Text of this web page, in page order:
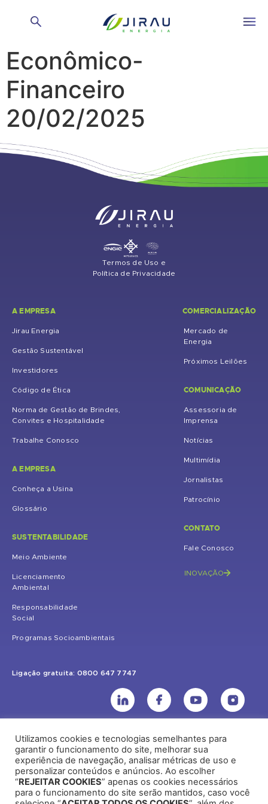
Reunião do Comitê
Econômico-
Financeiro
20/02/2025
Termos de Uso e
Política de Privacidade
A EMPRESA
Jirau Energia
Gestão Sustentável
Investidores
Código de Ética
Norma de Gestão de Brindes,
Convites e Hospitalidade
Trabalhe Conosco
A EMPRESA
Conheça a Usina
Glossário
SUSTENTABILIDADE
Meio Ambiente
Licenciamento
Ambiental
Responsabilidade
Social
Programas Socioambientais
COMERCIALIZAÇÃO
Mercado de
Energia
Próximos Leilões
COMUNICAÇÃO
Assessoria de
Imprensa
Notícias
Multimídia
Jornalistas
Patrocínio
CONTATO
Fale Conosco
INOVAÇÃO
Ligação gratuita: 0800 647 7747
UHE Jirau
Rodovia BR-364, KM 824 S/Nº - Distrito de Jaci Paraná – Porto Velho
(RO) – CEP: 76840-000 – Telefone: (69) 2182.8600
Utilizamos cookies e tecnologias semelhantes para
garantir o funcionamento do site, melhorar sua
experiência de navegação, analisar métricas de uso e
personalizar conteúdos e anúncios. Ao escolher
“REJEITAR COOKIES” apenas os cookies necessários
para o funcionamento do site serão mantidos, caso você